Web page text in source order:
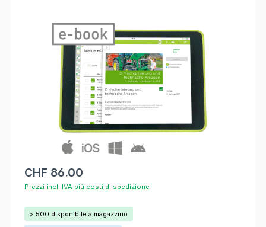
Salta la galleria di immagini
CHF 86.00
Prezzi incl. IVA più costi di spedizione
> 500 disponibile a magazzino